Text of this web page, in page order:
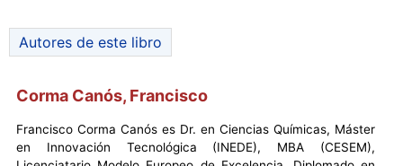
Autores de este libro
Corma Canós, Francisco
Francisco Corma Canós es Dr. en Ciencias Químicas, Máster
en Innovación Tecnológica (INEDE), MBA (CESEM),